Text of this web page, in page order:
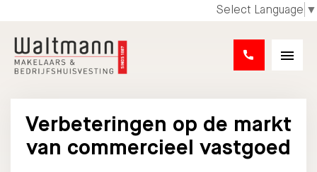
Select Language ▼
Verbeteringen op de markt
van commercieel vastgoed